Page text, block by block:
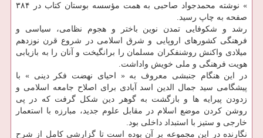
» نوشته محمدجواد صاحبی به همت مؤسسه بوستان کتاب در ۳۸۴
صفحه به چاپ رسید.
رشد و شکوفایی تمدن نوین باختر و هجوم نظامی، سیاسی و
فرهنگی کشورهای اروپایی و شرق اسلامی در شروع قرن نوزدهم
میلادی واکنش روشنفکران مسلمان را برانگیخت و آنان را به بازیابی
هویت فرهنگی و ملی خویش واداشت.
در این هنگام جنبشی معروف به « احیای نهضت فکر دینی » با
پیشگامی سید جمال الدین اسد آبادی برای اصلاح جامعه اسلامی و
زدودن پیرایه ها و بازگشت به گوهر دین شکل گرفت که در پی
روشن کردن موضع اسلام در مقابل علوم جدید، مبارزه با استعمار
خارجی و ستیز با استبداد داخلی بود.
نگارنده در این مجموعه بر آن بوده است تا گزارشی کامل از شرح